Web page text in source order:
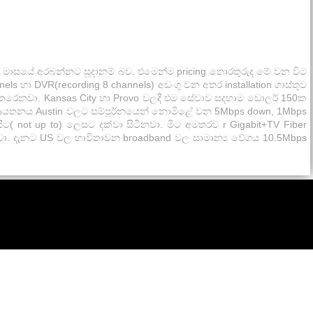
මාසයේ අරබන්නට සූදානම් බව. එමෙන්ම pricing තොරතුරුද මේ වන විට
හා DVR(recording 8 channels) අඩංගු වන අතර installation ගාස්තුව
Kansas City හා Provo වලදී එම සේවාව සදහාම ඩොලර් 150ක
Austin වලට සම්පූර්නයෙන් නොමිළේ වන 5Mbps down, 1Mbps
up to) ලෙසට දක්වා සිටිනවා. මීට අමතරව r Gigabit+TV Fiber
US වල භාවිතාවන broadband වල සාමාන්‍ය වේගය 10.5Mbps